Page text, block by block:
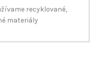
recyklované,
materiály